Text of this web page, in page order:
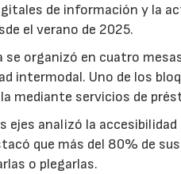
de información y la
el verano de 2025.
se organizó en cuatro
intermodal. Uno de los
mediante servicios de
ejes analizó la
que más del 80% de
o plegarlas.